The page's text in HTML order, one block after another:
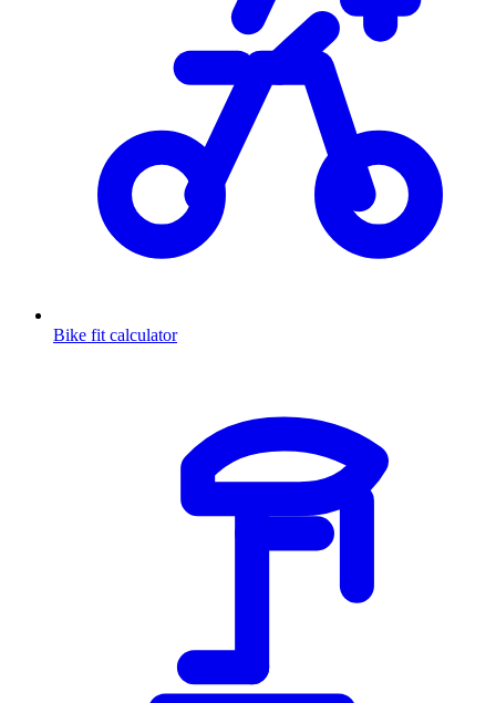
Bike fit calculator